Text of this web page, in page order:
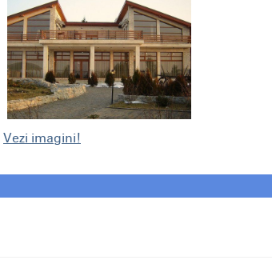
Vezi imagini!